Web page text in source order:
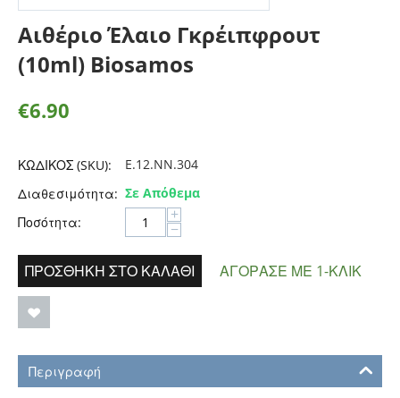
Αιθέριο Έλαιο Γκρέιπφρουτ
(10ml) Biosamos
€6.90
ΚΩΔΙΚΟΣ (SKU):
E.12.NN.304
Διαθεσιμότητα: Σε Απόθεμα
Ποσότητα:
+
−
ΠΡΟΣΘΉΚΗ ΣΤΟ ΚΑΛΆΘΙ ΑΓΌΡΑΣΕ ΜΕ 1-ΚΛΙΚ
Περιγραφή